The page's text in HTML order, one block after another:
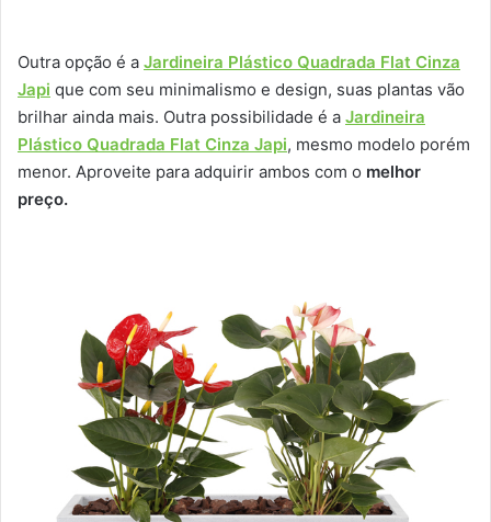
Outra opção é a Jardineira Plástico Quadrada Flat Cinza
Japi que com seu minimalismo e design, suas plantas vão
brilhar ainda mais. Outra possibilidade é a Jardineira
Plástico Quadrada Flat Cinza Japi, mesmo modelo porém
menor. Aproveite para adquirir ambos com o melhor
preço.